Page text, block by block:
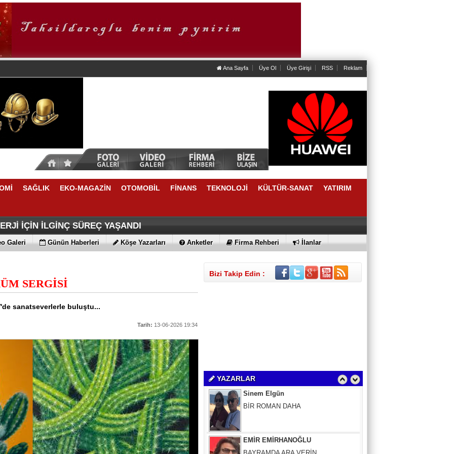
Ana Sayfa Üye Ol Üye Girişi RSS Reklam
SAĞLIK EKO-MAGAZİN OTOMOBİL FİNANS TEKNOLOJİ KÜLTÜR-SANAT YATIRIM
NELER VAR
YÜKSELME VAR
İÇİN İLGİNÇ SÜREÇ YAŞANDI
SEVİYOR
GELDİLER
MAGIC V6VAR
Galeri Günün Haberleri Köşe Yazarları Anketler Firma Rehberi İlanlar
SERGİSİ
sanatseverlerle buluştu...
Tarih: 13-06-2026 19:34
Bizi Takip Edin :
YAZARLAR
EMİR EMİRHANOĞLU
BAYRAMDA ARA VERİN
MACİT SOYDAN